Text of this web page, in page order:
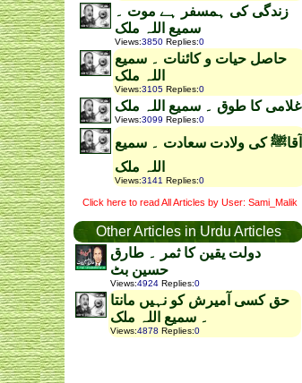
زندگی کی ہمسفر ہے موت ۔
سمیع اللہ ملک
Views:3850 Replies:0
حاصل حیات و کائنات ۔ سمیع
اللہ ملک
Views:3105 Replies:0
غلامی کا طوق ۔ سمیع اللہ ملک
Views:3099 Replies:0
آقاﷺ کی ولادت سعادت ۔ سمیع
اللہ ملک
Views:3141 Replies:0
Click here to read All Articles by User: Sami_Malik
Other Articles in Urdu Articles
دولت یقین کا ثمر ۔ طارق
حسین بٹ
Views:4924 Replies:0
حق کسی آمیرش کو نہیں مانتا
۔ سمیع اللہ ملک
Views:4878 Replies:0